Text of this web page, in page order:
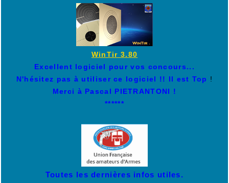
WinTir 3.80
Excellent logiciel pour vos concours...
N'hésitez pas à utiliser ce logiciel !! Il est Top !
Merci à Pascal PIETRANTONI !
******
Toutes les dernières infos utiles.